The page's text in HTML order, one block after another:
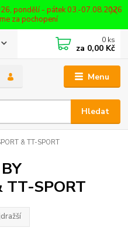
pondělí - pátek 03.-07.08.2026
za pochopení
Menu
Hledat
0 ks
za 0,00 Kč
& TT-SPORT
TT-SPORT